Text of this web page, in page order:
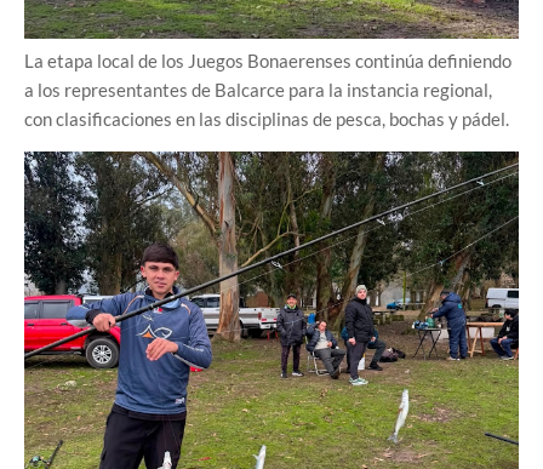
La etapa local de los Juegos Bonaerenses continúa definiendo
a los representantes de Balcarce para la instancia regional,
con clasificaciones en las disciplinas de pesca, bochas y pádel.